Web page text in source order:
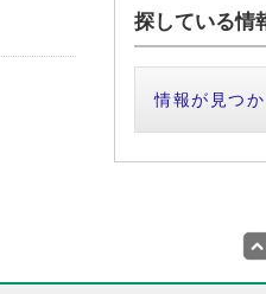
探している情
情報が見つ